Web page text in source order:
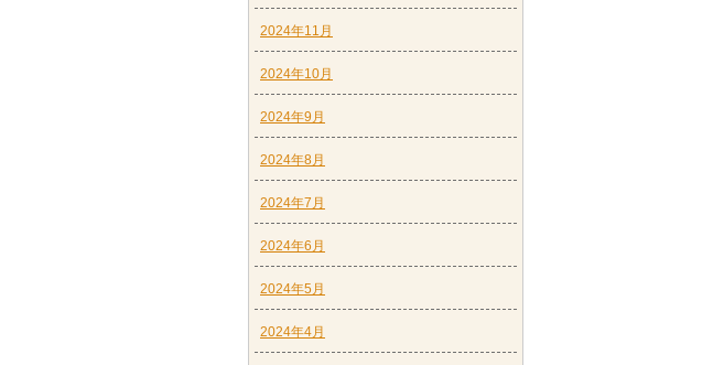
2024年11月
2024年10月
2024年9月
2024年8月
2024年7月
2024年6月
2024年5月
2024年4月